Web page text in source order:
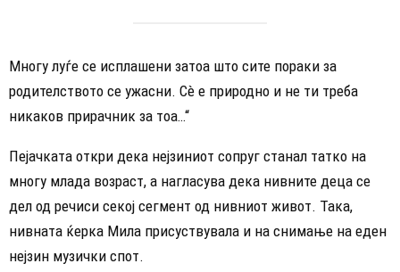
Многу луѓе се исплашени затоа што сите пораки за
родителството се ужасни. Сè е природно и не ти треба
никаков прирачник за тоа…“
Пејачката откри дека нејзиниот сопруг станал татко на
многу млада возраст, а нагласува дека нивните деца се
дел од речиси секој сегмент од нивниот живот. Така,
нивната ќерка Мила присуствувала и на снимање на еден
нејзин музички спот.